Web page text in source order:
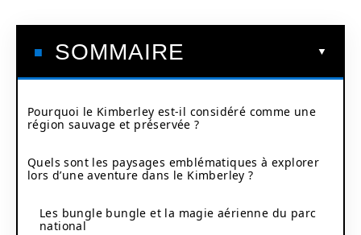
SOMMAIRE
Pourquoi le Kimberley est-il considéré comme une
région sauvage et préservée ?
Quels sont les paysages emblématiques à explorer
lors d’une aventure dans le Kimberley ?
Les bungle bungle et la magie aérienne du parc
national